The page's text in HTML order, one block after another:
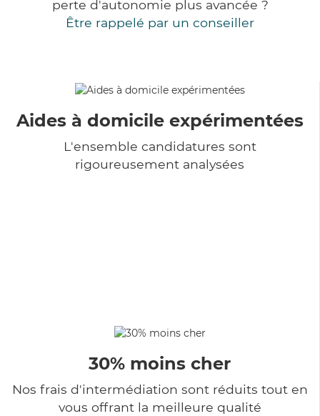
perte d'autonomie plus avancée ?
Être rappelé par un conseiller
Aides à domicile expérimentées
L'ensemble candidatures sont
rigoureusement analysées
30% moins cher
Nos frais d'intermédiation sont réduits tout en
vous offrant la meilleure qualité